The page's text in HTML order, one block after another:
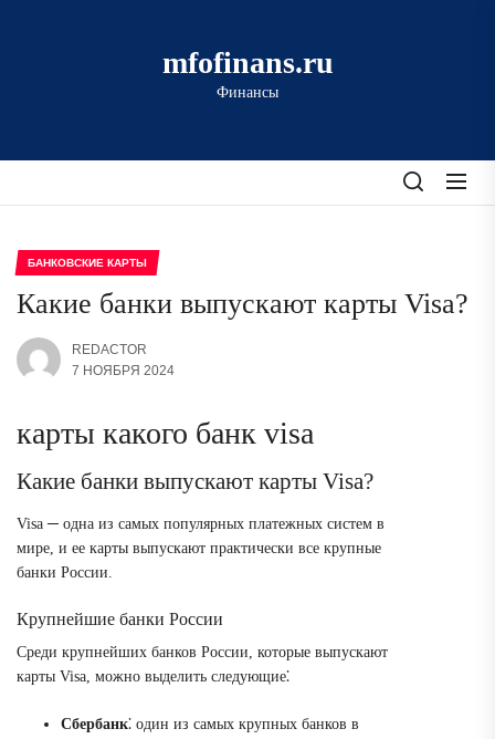
mfofinans.ru
Финансы
БАНКОВСКИЕ КАРТЫ
Какие банки выпускают карты Visa?
REDACTOR
7 НОЯБРЯ 2024
карты какого банк visa
Какие банки выпускают карты Visa?
Visa ─ одна из самых популярных платежных систем в
мире, и ее карты выпускают практически все крупные
банки России.
Крупнейшие банки России
Среди крупнейших банков России, которые выпускают
карты Visa, можно выделить следующие⁚
Сбербанк⁚ один из самых крупных банков в